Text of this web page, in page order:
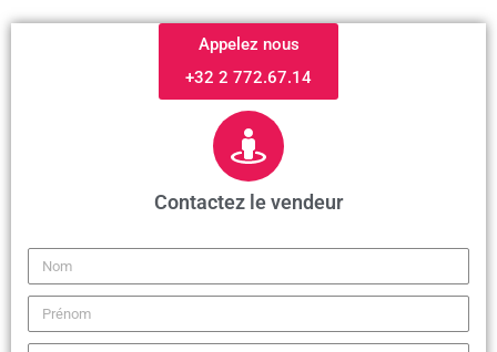
Appelez nous
+32 2 772.67.14
Contactez le vendeur